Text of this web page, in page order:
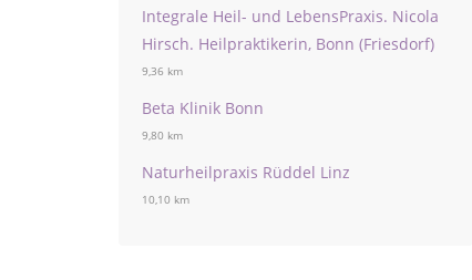
Integrale Heil- und LebensPraxis. Nicola
Hirsch. Heilpraktikerin, Bonn (Friesdorf)
9,36 km
Beta Klinik Bonn
9,80 km
Naturheilpraxis Rüddel Linz
10,10 km